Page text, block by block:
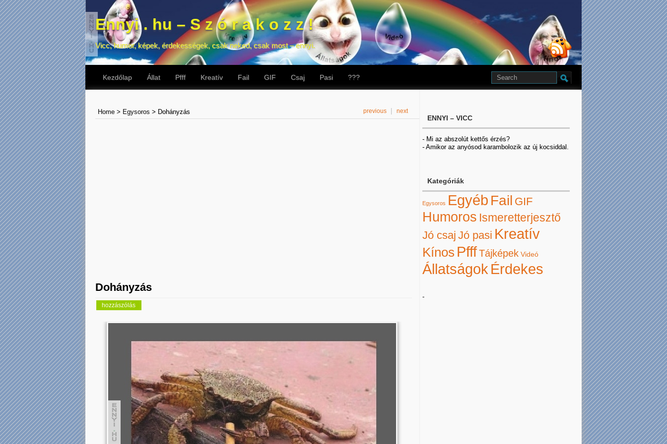
Ennyi . hu – S z ó r a k o z z !
Vicc, humor, képek, érdekességek, csak neked, csak most – ennyi.
Kezdőlap Állat Pfff Kreatív Fail GIF Csaj Pasi ???
Home > Egysoros > Dohányzás previous next
Dohányzás
hozzászólás
ENNYI – VICC
- Mi az abszolút kettős érzés?
- Amikor az anyósod karambolozik az új kocsiddal.
Kategóriák
Egysoros Egyéb Fail GIF
Humoros Ismeretterjesztő
Jó csaj Jó pasi Kreatív
Kínos PfffTájképek Videó
Állatságok Érdekes
-